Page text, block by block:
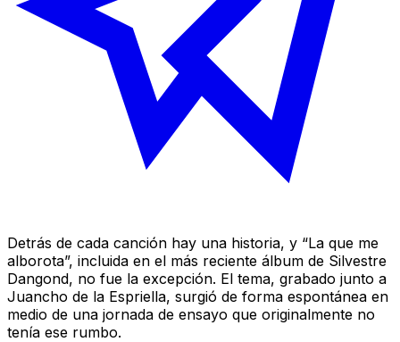
Detrás de cada canción hay una historia, y “La que me
alborota”, incluida en el más reciente álbum de Silvestre
Dangond, no fue la excepción. El tema, grabado junto a
Juancho de la Espriella, surgió de forma espontánea en
medio de una jornada de ensayo que originalmente no
tenía ese rumbo.